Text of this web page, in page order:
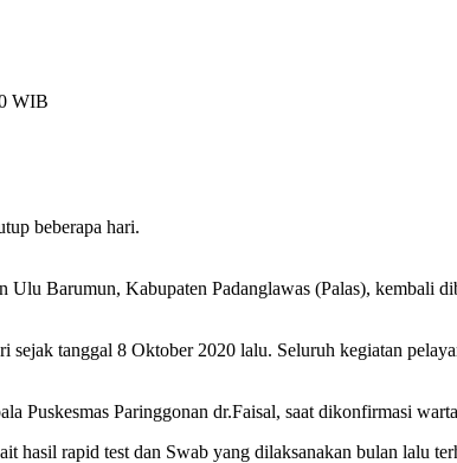
WIB
beberapa hari.
Barumun, Kabupaten Padanglawas (Palas), kembali
tanggal 8 Oktober 2020 lalu. Seluruh kegiatan
Puskesmas Paringgonan dr.Faisal, saat dikonfirmasi
rapid test dan Swab yang dilaksanakan bulan lalu